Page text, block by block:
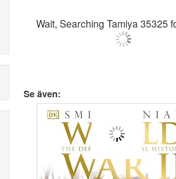
Wait, Searching Tamiya 35325
Se även: